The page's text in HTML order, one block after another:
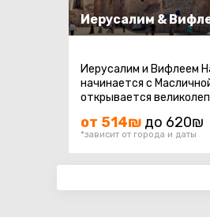
Иерусалим &
Иерусалим и Вифлеем
начинается с
открывается
Затем мы
посетить ...
от 514₪ до 620₪
*зависит от города и даты